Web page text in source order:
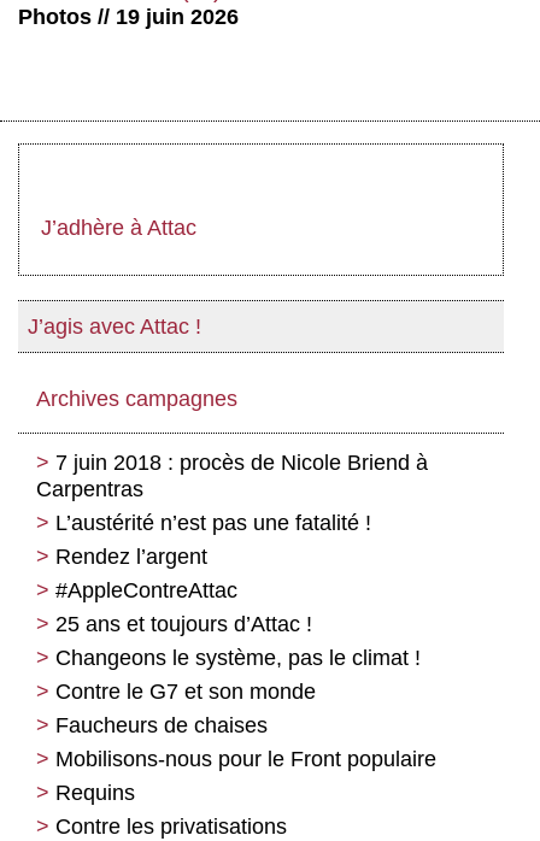
Photos // 19 juin 2026
J’adhère à Attac
J’agis avec Attac !
Archives campagnes
7 juin 2018 : procès de Nicole Briend à
Carpentras
L’austérité n’est pas une fatalité !
Rendez l’argent
#AppleContreAttac
25 ans et toujours d’Attac !
Changeons le système, pas le climat !
Contre le G7 et son monde
Faucheurs de chaises
Mobilisons-nous pour le Front populaire
Requins
Contre les privatisations